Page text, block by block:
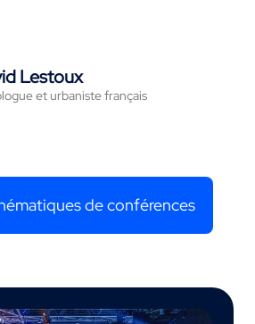
Lestoux
et urbaniste français
de conférences